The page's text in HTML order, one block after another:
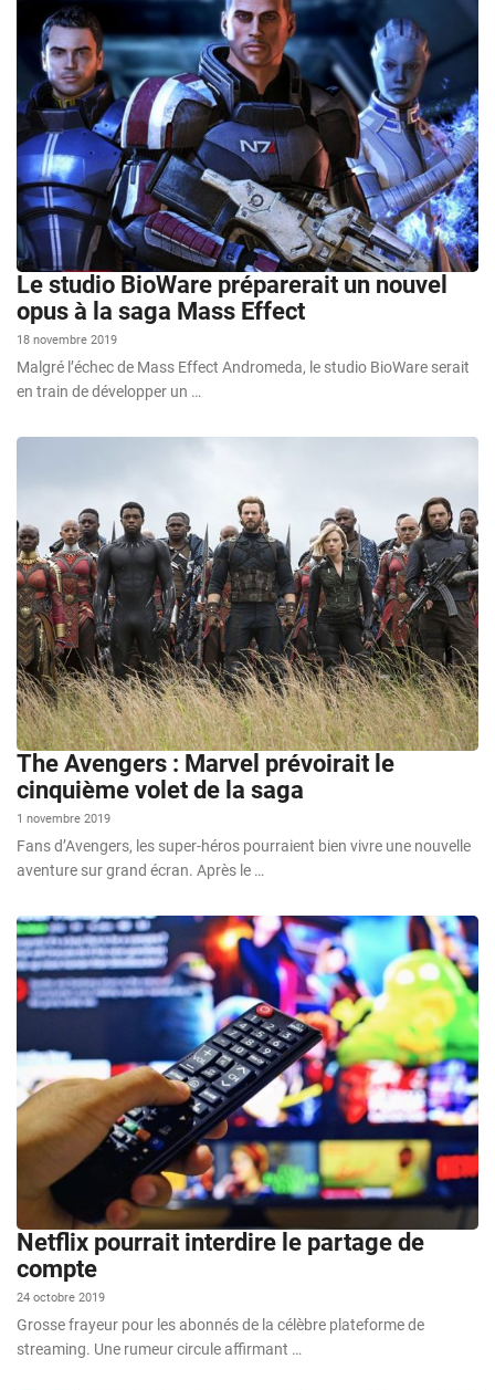
Le studio BioWare préparerait un nouvel
opus à la saga Mass Effect
18 novembre 2019
Malgré l’échec de Mass Effect Andromeda, le studio BioWare serait
en train de développer un …
The Avengers : Marvel prévoirait le
cinquième volet de la saga
1 novembre 2019
Fans d’Avengers, les super-héros pourraient bien vivre une nouvelle
aventure sur grand écran. Après le …
Netflix pourrait interdire le partage de
compte
24 octobre 2019
Grosse frayeur pour les abonnés de la célèbre plateforme de
streaming. Une rumeur circule affirmant …